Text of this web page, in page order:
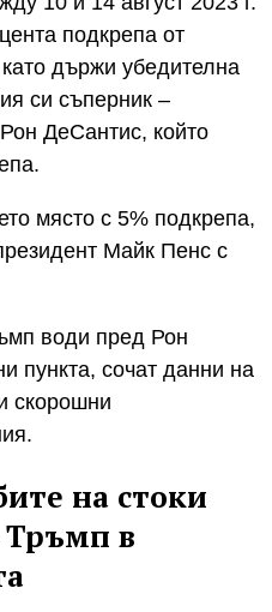
подкрепа от
държи убедителна
си съперник –
ДеСантис, който
място с 5% подкрепа,
Майк Пенс с
води пред Рон
пункта, сочат данни на
скорошни
на стоки
Тръмп в